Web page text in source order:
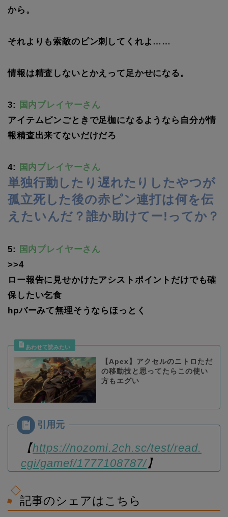
から。
それよりも索敵のピン刺してくれよ……
情報は精査しないとかえって足かせになる。
3:
国内プレイヤーさん
アイテムピンごときで足枷になるようなら自分が情
報精査出来てないだけだろ
4: 国内プレイヤーさん
単独行動したり遅れたりしたやつが
孤立死した後の赤ピン連打は何を伝
えたいんだ？誰か助けてー!ってか？
5:
国内プレイヤーさん
>>4
ロー報告に見せかけたアシストポイントだけでも確
保したい乞食
hpバーみて無理そうならほっとく
【Apex】アクセルのニトロただ
の移動技と思ってたらこの使い
方もエグい
【https://nozomi.2ch.sc/test/read.
cgi/gamef/1777108787/】
記事のシェアはこちら